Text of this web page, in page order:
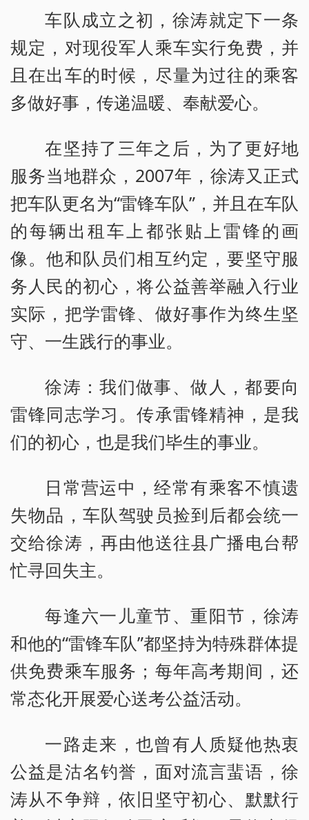
车队成立之初，徐涛就定下一条
规定，对现役军人乘车实行免费，并
且在出车的时候，尽量为过往的乘客
多做好事，传递温暖、奉献爱心。
在坚持了三年之后，为了更好地
服务当地群众，2007年，徐涛又正式
把车队更名为“雷锋车队”，并且在车队
的每辆出租车上都张贴上雷锋的画
像。他和队员们相互约定，要坚守服
务人民的初心，将公益善举融入行业
实际，把学雷锋、做好事作为终生坚
守、一生践行的事业。
徐涛：我们做事、做人，都要向
雷锋同志学习。传承雷锋精神，是我
们的初心，也是我们毕生的事业。
日常营运中，经常有乘客不慎遗
失物品，车队驾驶员捡到后都会统一
交给徐涛，再由他送往县广播电台帮
忙寻回失主。
每逢六一儿童节、重阳节，徐涛
和他的“雷锋车队”都坚持为特殊群体提
供免费乘车服务；每年高考期间，还
常态化开展爱心送考公益活动。
一路走来，也曾有人质疑他热衷
公益是沽名钓誉，面对流言蜚语，徐
涛从不争辩，依旧坚守初心、默默行